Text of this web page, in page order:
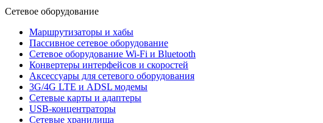
Сетевое оборудование
Маршрутизаторы и хабы
Пассивное сетевое оборудование
Сетевое оборудование Wi-Fi и Bluetooth
Конвертеры интерфейсов и скоростей
Аксессуары для сетевого оборудования
3G/4G LTE и ADSL модемы
Сетевые карты и адаптеры
USB-концентраторы
Сетевые хранилища